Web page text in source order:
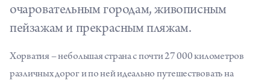
очаровательным городам, живописным
пейзажам и прекрасным пляжам.
Хорватия – небольшая страна с почти 27 000 километров
различных дорог и по ней идеально путешествовать на